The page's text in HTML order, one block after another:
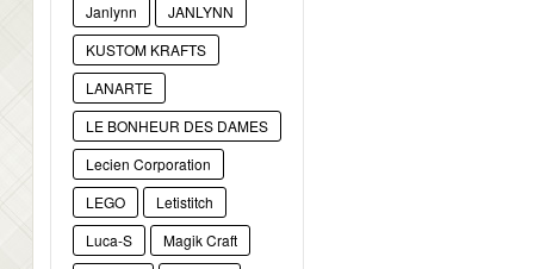
Janlynn
JANLYNN
KUSTOM KRAFTS
LANARTE
LE BONHEUR DES DAMES
Lecien Corporation
LEGO
Letistitch
Luca-S
Magik Craft